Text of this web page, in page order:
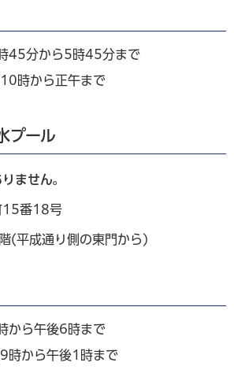
45分から5時45分まで
時から正午​​​​​まで
プール
ません。
15番18号
(平成通り側の東門から)
から午後6時まで
時から午後1時まで